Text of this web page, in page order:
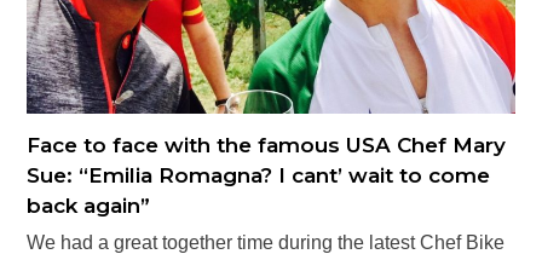
Face to face with the famous USA Chef Mary
Sue: “Emilia Romagna? I cant’ wait to come
back again”
We had a great together time during the latest Chef Bike